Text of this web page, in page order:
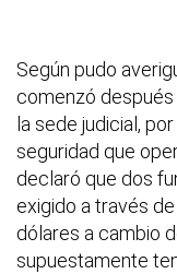
Según pudo
comenzó después
la sede judicial,
seguridad que
declaró que dos
exigido a través
dólares a cambio
supuestamente